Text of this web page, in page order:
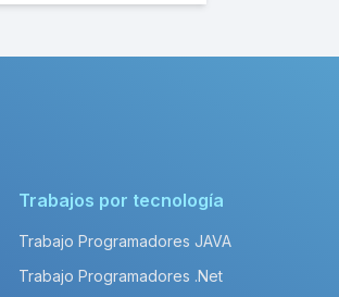
Trabajos por tecnología
Trabajo Programadores JAVA
Trabajo Programadores .Net